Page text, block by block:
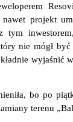
projekt
tym
nie mógł
wyjaśnić
bo po
terenu